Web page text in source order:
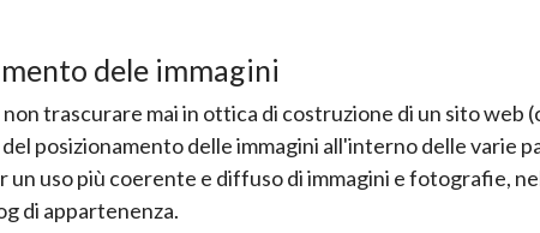
dele immagini
trascurare mai in ottica di costruzione di un sito web
posizionamento delle immagini all'interno delle varie
uso più coerente e diffuso di immagini e fotografie,
di appartenenza.